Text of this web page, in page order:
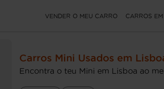
VENDER O MEU CARRO CARROS
Carros Mini Usados em
Encontra o teu Mini em Lisboa ao